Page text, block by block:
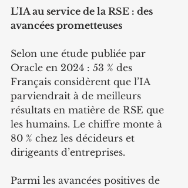
L’IA au service de la RSE : des
avancées prometteuses
Selon une étude publiée par
Oracle en 2024 : 53 % des
Français considèrent que l’IA
parviendrait à de meilleurs
résultats en matière de RSE que
les humains. Le chiffre monte à
80 % chez les décideurs et
dirigeants d’entreprises.
Parmi les avancées positives de